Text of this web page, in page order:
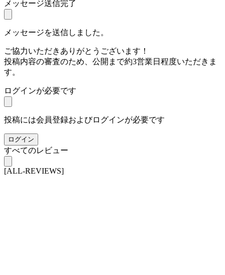
メッセージ送信完了
メッセージを送信しました。
ご協力いただきありがとうございます！
投稿内容の審査のため、公開まで約3営業日程度いただきま
す。
ログインが必要です
投稿には会員登録およびログインが必要です
ログイン
すべてのレビュー
[ALL-REVIEWS]